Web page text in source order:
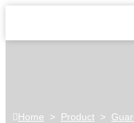
Home > Product >